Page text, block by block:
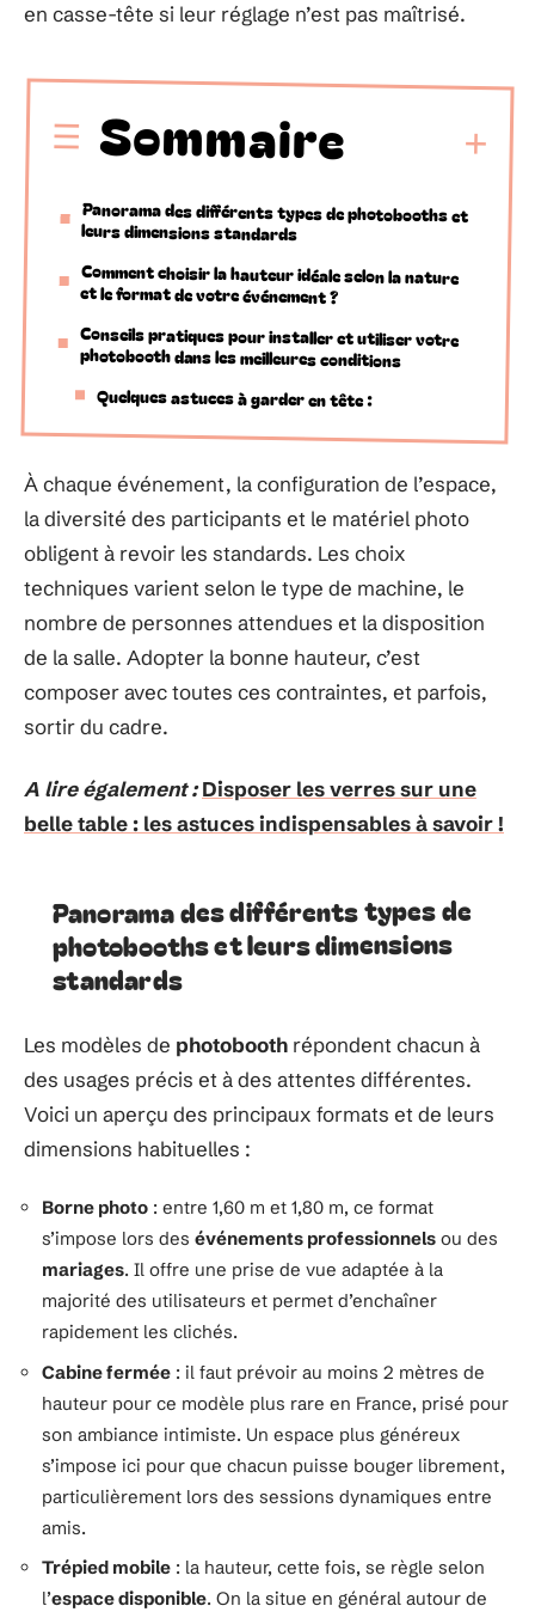
en casse-tête si leur réglage n’est pas maîtrisé.
Sommaire
Panorama des différents types de photobooths et
leurs dimensions standards
Comment choisir la hauteur idéale selon la nature
et le format de votre événement ?
Conseils pratiques pour installer et utiliser votre
photobooth dans les meilleures conditions
Quelques astuces à garder en tête :
À chaque événement, la configuration de l’espace,
la diversité des participants et le matériel photo
obligent à revoir les standards. Les choix
techniques varient selon le type de machine, le
nombre de personnes attendues et la disposition
de la salle. Adopter la bonne hauteur, c’est
composer avec toutes ces contraintes, et parfois,
sortir du cadre.
A lire également : Disposer les verres sur une
belle table : les astuces indispensables à savoir !
Panorama des différents types de
photobooths et leurs dimensions
standards
Les modèles de photobooth répondent chacun à
des usages précis et à des attentes différentes.
Voici un aperçu des principaux formats et de leurs
dimensions habituelles :
Borne photo : entre 1,60 m et 1,80 m, ce format
s’impose lors des événements professionnels ou des
mariages. Il offre une prise de vue adaptée à la
majorité des utilisateurs et permet d’enchaîner
rapidement les clichés.
Cabine fermée : il faut prévoir au moins 2 mètres de
hauteur pour ce modèle plus rare en France, prisé pour
son ambiance intimiste. Un espace plus généreux
s’impose ici pour que chacun puisse bouger librement,
particulièrement lors des sessions dynamiques entre
amis.
Trépied mobile : la hauteur, cette fois, se règle selon
l’espace disponible. On la situe en général autour de